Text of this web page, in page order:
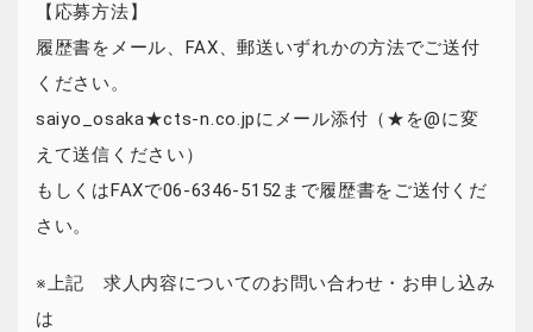
【応募方法】
履歴書をメール、FAX、郵送いずれかの方法でご送付
ください。
saiyo_osaka★cts-n.co.jpにメール添付（★を@に変
えて送信ください）
もしくはFAXで06-6346-5152まで履歴書をご送付くだ
さい。
※上記 求人内容についてのお問い合わせ・お申し込み
は